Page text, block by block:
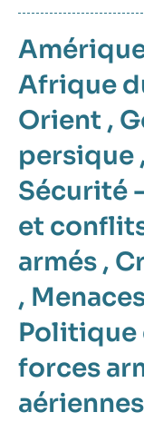
Afrique
Orient ,
persique
Sécurité
et
armés ,
,
Politique
forces
aériennes